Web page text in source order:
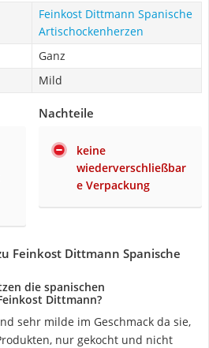
Feinkost Dittmann Spanische
Artischockenherzen
Ganz
Mild
Nachteile
keine
wiederverschließbar
e Verpackung
Feinkost Dittmann Spanische
die spanischen
Dittmann?
sehr milde im Geschmack da sie,
nur gekocht und nicht